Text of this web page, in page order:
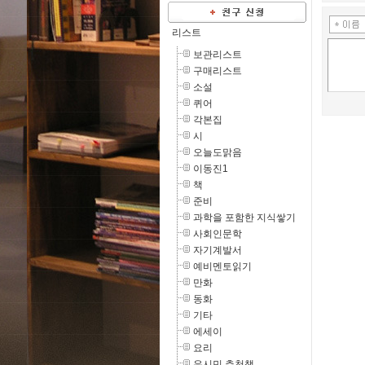
리스트
보관리스트
구매리스트
소설
퀴어
각본집
시
오늘도맑음
이동진1
책
준비
과학을 포함한 지식쌓기
사회인문학
자기계발서
예비멘토읽기
만화
동화
기타
에세이
요리